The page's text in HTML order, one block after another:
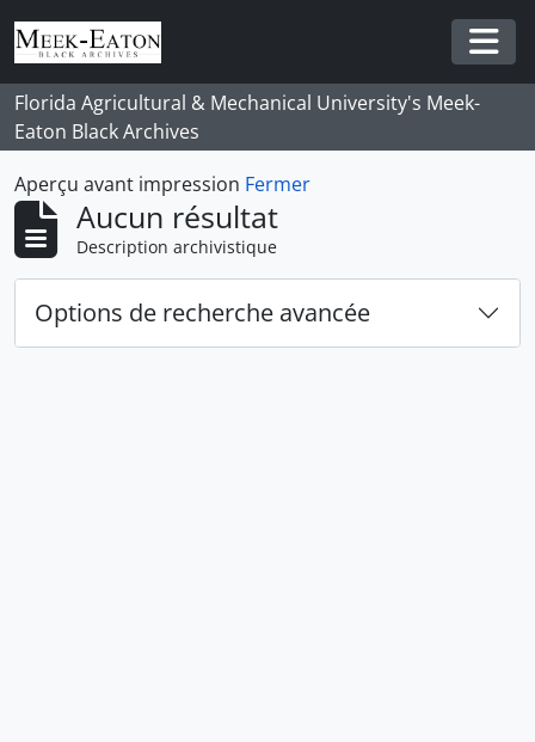
Skip to main content
Florida Agricultural & Mechanical University's Meek-
Eaton Black Archives
Aperçu avant impression Fermer
Aucun résultat
Description archivistique
Options de recherche avancée